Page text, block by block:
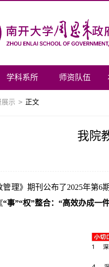
学科系所 师资队伍
示 > 正文
我院
管理》期刊公布了2025年第
“事”“权”整合：“高效办成一